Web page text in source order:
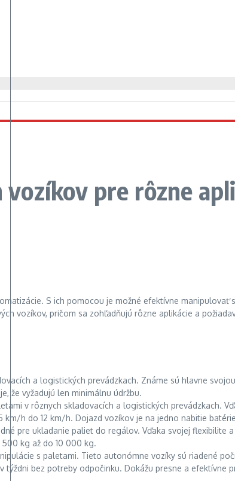
pre rôzne
S ich pomocou je možné efektívne manipulovať
vozíkov, pričom sa zohľadňujú rôzne aplikácie a
a logistických prevádzkach. Známe sú hlavne
že vyžadujú len minimálnu údržbu.
v rôznych skladovacích a logistických prevádzkach.
h do 12 km/h. Dojazd vozíkov je na jedno nabitie
pre ukladanie paliet do regálov. Vďaka svojej flexibilite
kg až do 10 000 kg.
s paletami. Tieto autonómne vozíky sú riadené
bez potreby odpočinku. Dokážu presne a efektívne